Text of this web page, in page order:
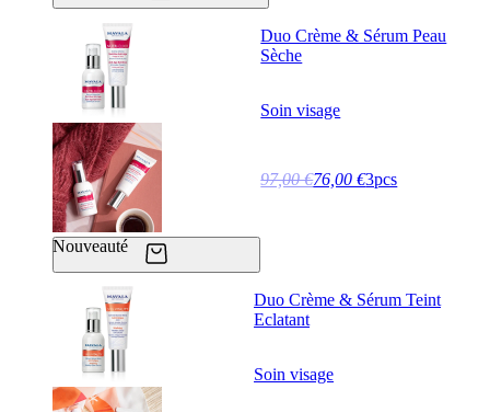
Nouveauté
Duo Crème & Sérum Peau
Sèche
Soin visage
97,00 €76,00 €3pcs
Duo Crème & Sérum Teint
Eclatant
Soin visage